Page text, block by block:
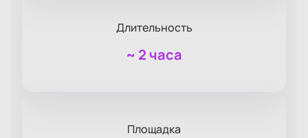
Длительность
~ 2 часа
Площадка